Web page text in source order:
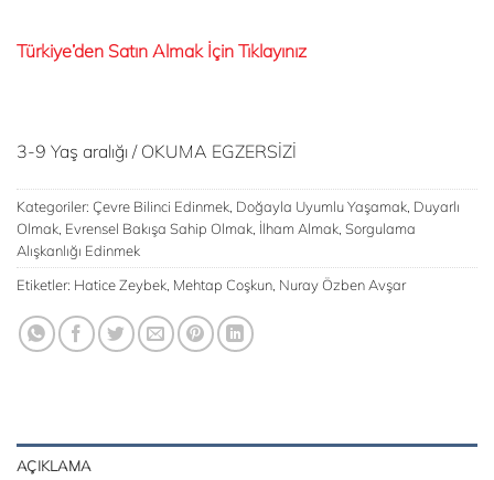
Türkiye’den Satın Almak İçin Tıklayınız
3-9 Yaş aralığı / OKUMA EGZERSİZİ
Kategoriler: Çevre Bilinci Edinmek Doğayla Uyumlu Yaşamak Duyarlı
Olmak Evrensel Bakışa Sahip Olmak İlham Almak Sorgulama
Alışkanlığı Edinmek
Etiketler: Hatice Zeybek Mehtap Coşkun Nuray Özben Avşar
AÇIKLAMA